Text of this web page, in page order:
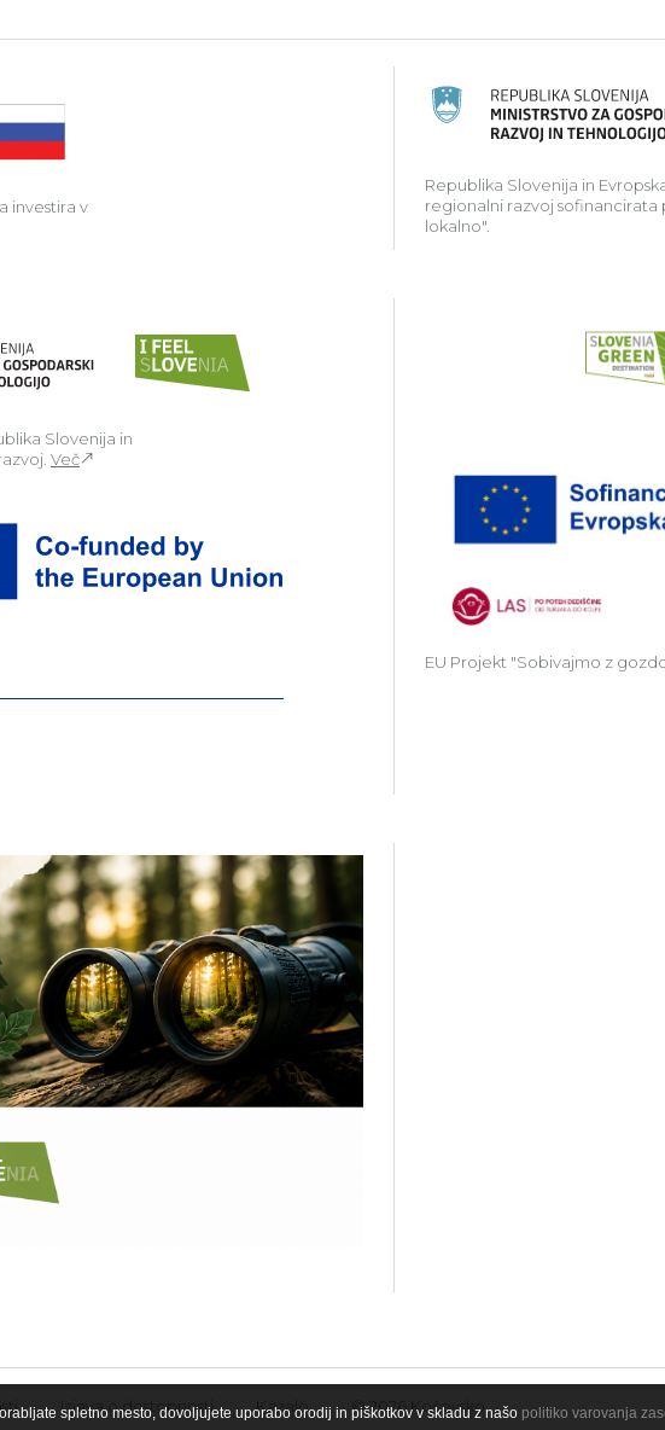
spletno mesto, dovoljujete uporabo orodij in piškotkov v skladu z našo politiko varovanja
Evropski kmetijski sklad za razvoj podeželja: Evropa
investira v
Republika Slovenija in
regionalni razvoj
lokalno".
Slovenija in
Več
Zavod Kočevsko partner v projektu
EU Projekt "Sobivajmo z
Izjava o dostopnosti Kazalo © 2026 Kočevsko